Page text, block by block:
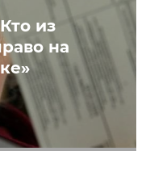
из
на